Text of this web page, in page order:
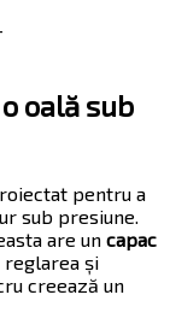
oală sub
pentru a
sub presiune.
are un capac
și
creează un